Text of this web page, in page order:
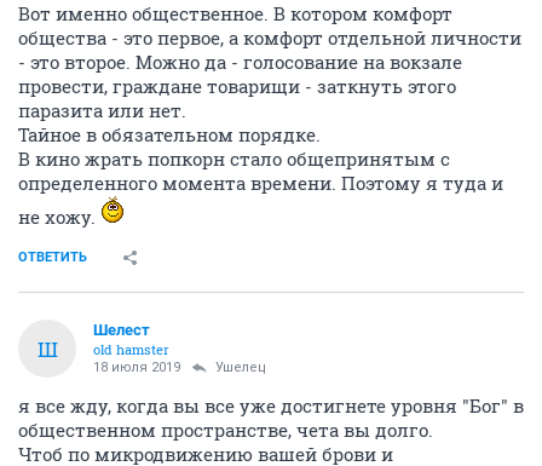
Вот именно общественное. В котором комфорт
общества - это первое, а комфорт отдельной личности
- это второе. Можно да - голосование на вокзале
провести, граждане товарищи - заткнуть этого
паразита или нет.
Тайное в обязательном порядке.
В кино жрать попкорн стало общепринятым с
определенного момента времени. Поэтому я туда и
не хожу.
ОТВЕТИТЬ
Ш
Шелест
old hamster
18 июля 2019 Ушелец
я все жду, когда вы все уже достигнете уровня "Бог" в
общественном пространстве, чета вы долго.
Чтоб по микродвижению вашей брови и